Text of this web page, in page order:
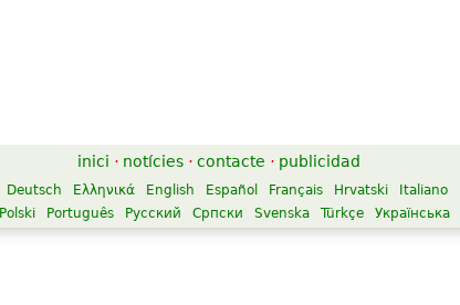
inici · notícies · contacte · publicidad
Deutsch Ελληνικά English Español Français Hrvatski Italiano
Polski Português Русский Српски Svenska Türkçe Українська